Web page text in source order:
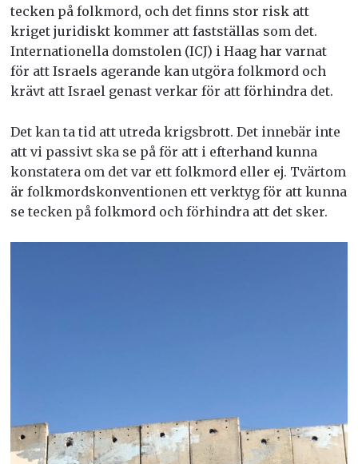
tecken på folkmord, och det finns stor risk att
kriget juridiskt kommer att fastställas som det.
Internationella domstolen (ICJ) i Haag har varnat
för att Israels agerande kan utgöra folkmord och
krävt att Israel genast verkar för att förhindra det.
Det kan ta tid att utreda krigsbrott. Det innebär inte
att vi passivt ska se på för att i efterhand kunna
konstatera om det var ett folkmord eller ej. Tvärtom
är folkmordskonventionen ett verktyg för att kunna
se tecken på folkmord och förhindra att det sker.